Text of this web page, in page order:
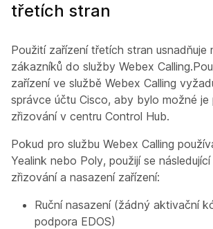
třetích stran
Použití zařízení třetích stran usnadňuje
zákazníků do služby Webex
zařízení ve službě Webex Calling
správce účtu Cisco, aby bylo možné
zřizování v centru Control Hub.
Pokud pro službu Webex Calling
Yealink nebo Poly, použijí se
zřizování a nasazení zařízení:
Ruční nasazení (žádný aktivační
podpora EDOS)